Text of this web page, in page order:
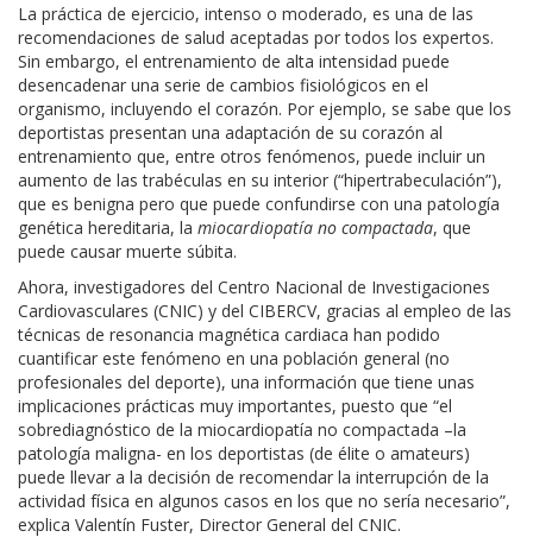
La práctica de ejercicio, intenso o moderado, es una de las
recomendaciones de salud aceptadas por todos los expertos.
Sin embargo, el entrenamiento de alta intensidad puede
desencadenar una serie de cambios fisiológicos en el
organismo, incluyendo el corazón. Por ejemplo, se sabe que los
deportistas presentan una adaptación de su corazón al
entrenamiento que, entre otros fenómenos, puede incluir un
aumento de las trabéculas en su interior (“hipertrabeculación”),
que es benigna pero que puede confundirse con una patología
genética hereditaria, la miocardiopatía no compactada, que
puede causar muerte súbita.
Ahora, investigadores del Centro Nacional de Investigaciones
Cardiovasculares (CNIC) y del CIBERCV, gracias al empleo de las
técnicas de resonancia magnética cardiaca han podido
cuantificar este fenómeno en una población general (no
profesionales del deporte), una información que tiene unas
implicaciones prácticas muy importantes, puesto que “el
sobrediagnóstico de la miocardiopatía no compactada –la
patología maligna- en los deportistas (de élite o amateurs)
puede llevar a la decisión de recomendar la interrupción de la
actividad física en algunos casos en los que no sería necesario”,
explica Valentín Fuster, Director General del CNIC.